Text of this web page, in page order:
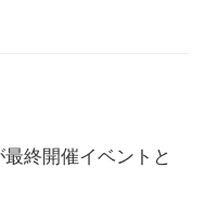
終開催イベントと